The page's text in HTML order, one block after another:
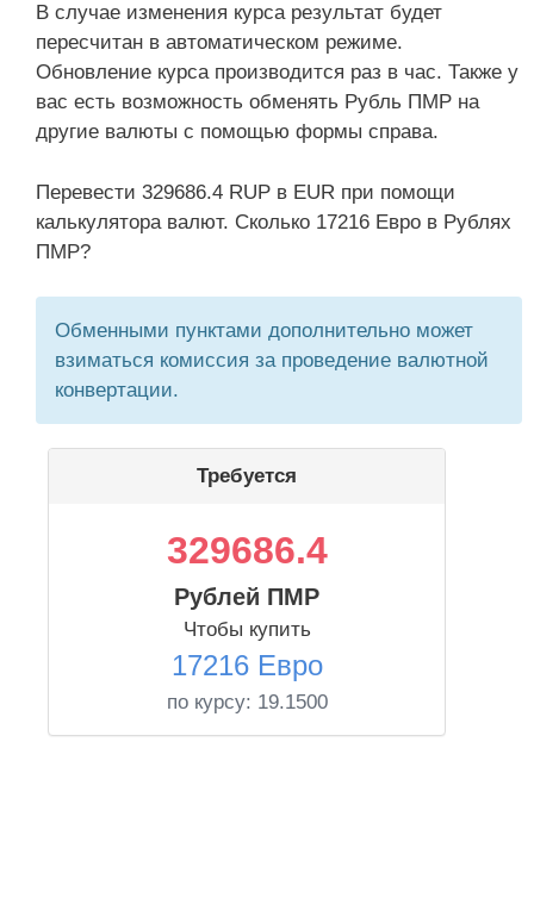
В случае изменения курса результат будет
пересчитан в автоматическом режиме.
Обновление курса производится раз в час. Также у
вас есть возможность обменять Рубль ПМР на
другие валюты с помощью формы справа.
Перевести 329686.4 RUP в EUR при помощи
калькулятора валют. Сколько 17216 Евро в Рублях
ПМР?
Обменными пунктами дополнительно может
взиматься комиссия за проведение валютной
конвертации.
Требуется
329686.4
Рублей ПМР
Чтобы купить
17216 Евро
по курсу: 19.1500